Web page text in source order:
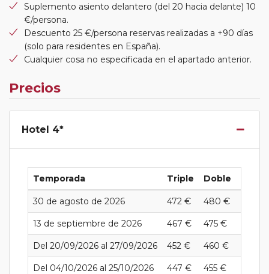
Suplemento asiento delantero (del 20 hacia delante) 10
€/persona.
Descuento 25 €/persona reservas realizadas a +90 días
(solo para residentes en España).
Cualquier cosa no especificada en el apartado anterior.
Precios
Hotel 4*
Temporada Triple Doble
30 de agosto de 2026 472 € 480 €
13 de septiembre de 2026 467 € 475 €
Del 20/09/2026 al 27/09/2026 452 € 460 €
Del 04/10/2026 al 25/10/2026 447 € 455 €